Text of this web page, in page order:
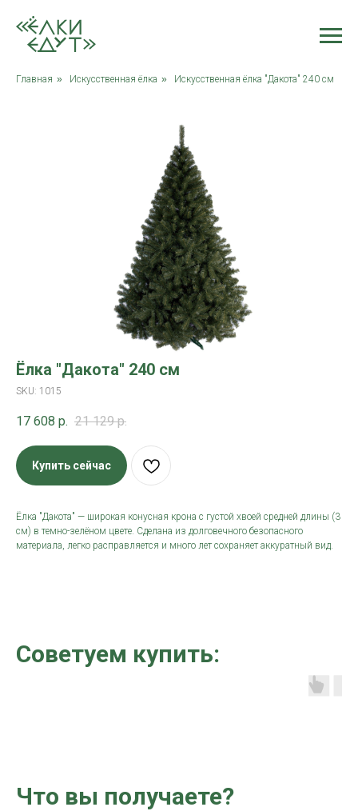
Главная » Искусственная ёлка » Искусственная ёлка "Дакота" 240 см
Ёлка "Дакота" 240 см
SKU: 1015
17 608 р. 21 129 р.
Купить сейчас
Ёлка "Дакота" — широкая конусная крона с густой хвоей средней длины (3
см) в темно-зелёном цвете. Сделана из долговечного безопасного
материала, легко расправляется и много лет сохраняет аккуратный вид.
Советуем купить:
Что вы получаете?